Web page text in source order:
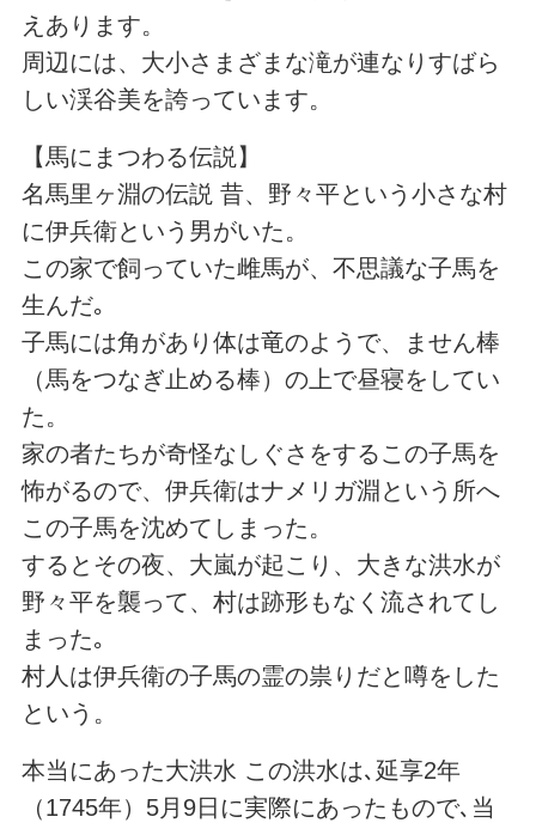
えあります。
周辺には、大小さまざまな滝が連なりすばら
しい渓谷美を誇っています。
【馬にまつわる伝説】
名馬里ヶ淵の伝説 昔、野々平という小さな村
に伊兵衛という男がいた。
この家で飼っていた雌馬が、不思議な子馬を
生んだ｡
子馬には角があり体は竜のようで、ません棒
（馬をつなぎ止める棒）の上で昼寝をしてい
た。
家の者たちが奇怪なしぐさをするこの子馬を
怖がるので、伊兵衛はナメリガ淵という所へ
この子馬を沈めてしまった。
するとその夜、大嵐が起こり、大きな洪水が
野々平を襲って、村は跡形もなく流されてし
まった｡
村人は伊兵衛の子馬の霊の祟りだと噂をした
という。
本当にあった大洪水 この洪水は､延享2年
（1745年）5月9日に実際にあったもので､当